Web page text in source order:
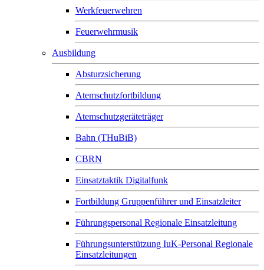
Werkfeuerwehren
Feuerwehrmusik
Ausbildung
Absturzsicherung
Atemschutzfortbildung
Atemschutzgeräteträger
Bahn (THuBiB)
CBRN
Einsatztaktik Digitalfunk
Fortbildung Gruppenführer und Einsatzleiter
Führungspersonal Regionale Einsatzleitung
Führungsunterstützung IuK-Personal Regionale
Einsatzleitungen